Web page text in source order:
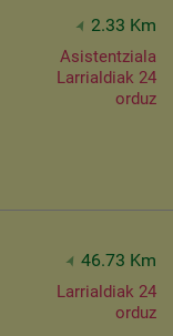
2.33 Km
Asistentziala
Larrialdiak 24
orduz
46.73 Km
Larrialdiak 24
orduz